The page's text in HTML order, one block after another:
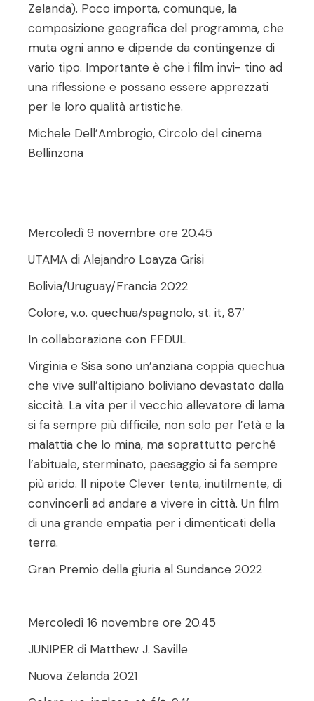
Zelanda). Poco importa, comunque, la
composizione geografica del programma, che
muta ogni anno e dipende da contingenze di
vario tipo. Importante è che i film invi- tino ad
una riflessione e possano essere apprezzati
per le loro qualità artistiche.
Michele Dell’Ambrogio, Circolo del cinema
Bellinzona
Mercoledì 9 novembre ore 20.45
UTAMA di Alejandro Loayza Grisi
Bolivia/Uruguay/Francia 2022
Colore, v.o. quechua/spagnolo, st. it, 87’
In collaborazione con FFDUL
Virginia e Sisa sono un’anziana coppia quechua
che vive sull’altipiano boliviano devastato dalla
siccità. La vita per il vecchio allevatore di lama
si fa sempre più difficile, non solo per l’età e la
malattia che lo mina, ma soprattutto perché
l’abituale, sterminato, paesaggio si fa sempre
più arido. Il nipote Clever tenta, inutilmente, di
convincerli ad andare a vivere in città. Un film
di una grande empatia per i dimenticati della
terra.
Gran Premio della giuria al Sundance 2022
Mercoledì 16 novembre ore 20.45
JUNIPER di Matthew J. Saville
Nuova Zelanda 2021